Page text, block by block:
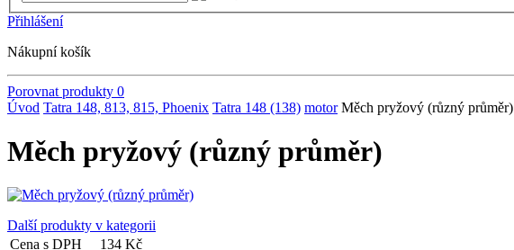
Přihlášení
Nákupní košík
Porovnat produkty 0
Úvod Tatra 148, 813, 815, Phoenix Tatra 148 (138) motor Měch pryžový (různý průměr)
Měch pryžový (různý průměr)
Další produkty v kategorii
Cena s DPH
134 Kč